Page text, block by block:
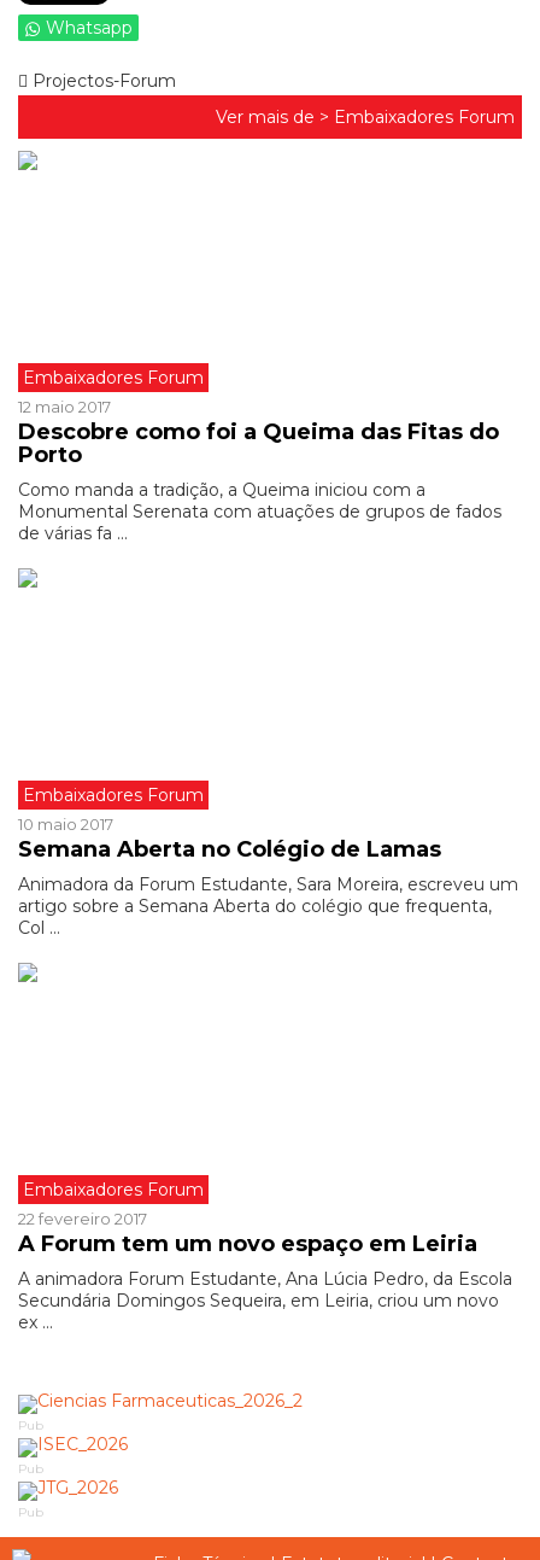
Whatsapp
Projectos-Forum
Ver mais de > Embaixadores Forum
Embaixadores Forum
12 maio 2017
Descobre como foi a Queima das Fitas do
Porto
Como manda a tradição, a Queima iniciou com a
Monumental Serenata com atuações de grupos de fados
de várias fa ...
Embaixadores Forum
10 maio 2017
Semana Aberta no Colégio de Lamas
Animadora da Forum Estudante, Sara Moreira, escreveu um
artigo sobre a Semana Aberta do colégio que frequenta,
Col ...
Embaixadores Forum
22 fevereiro 2017
A Forum tem um novo espaço em Leiria
A animadora Forum Estudante, Ana Lúcia Pedro, da Escola
Secundária Domingos Sequeira, em Leiria, criou um novo
ex ...
Pub
Pub
Pub